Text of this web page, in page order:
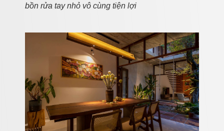
bồn rửa tay nhỏ vô cùng tiện lợi